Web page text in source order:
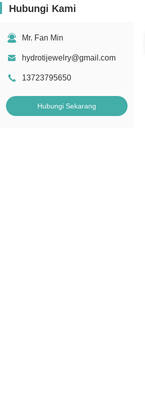
Hubungi Kami
Mr. Fan Min
hydrotijewelry@gmail.com
13723795650
Hubungi Sekarang